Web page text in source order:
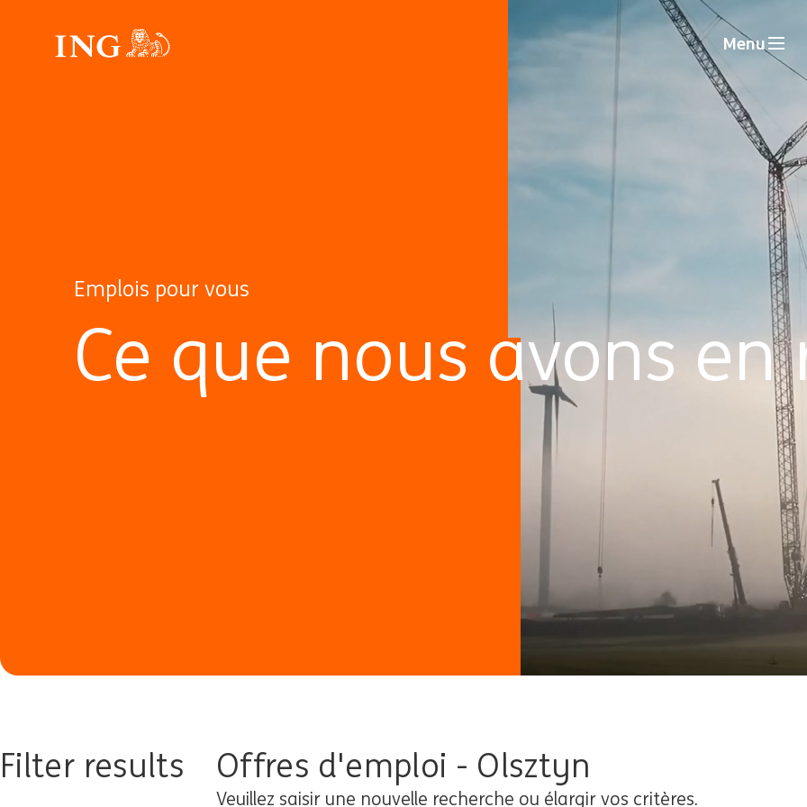
Menu
Emplois pour vous
Ce que nous avons en
Filter results Offres d'emploi - Olsztyn
Veuillez saisir une nouvelle recherche ou élargir vos critères.